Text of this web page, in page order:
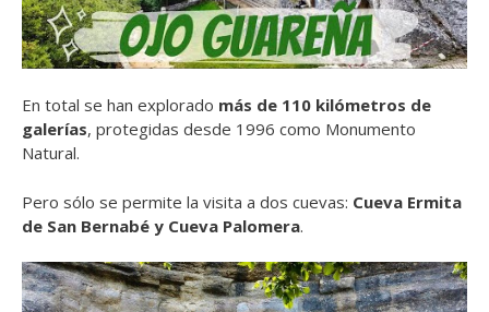
En total se han explorado más de 110 kilómetros de
galerías, protegidas desde 1996 como Monumento
Natural.
Pero sólo se permite la visita a dos cuevas: Cueva Ermita
de San Bernabé y Cueva Palomera.